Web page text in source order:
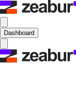
Dashboard